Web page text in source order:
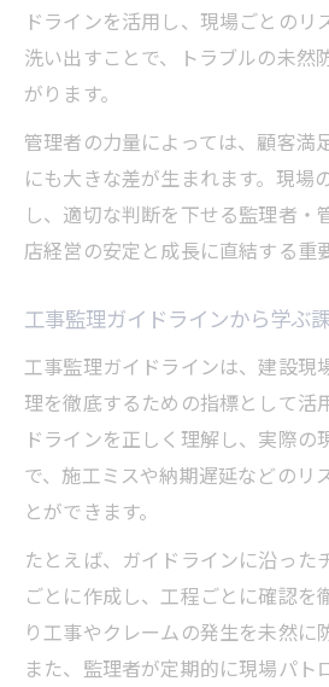
ドラインを活用し、現場ごとのリ
洗い出すことで、トラブルの未然
がります。
管理者の力量によっては、顧客満
にも大きな差が生まれます。現場
し、適切な判断を下せる監理者・
店経営の安定と成長に直結する重
工事監理ガイドラインから学ぶ
工事監理ガイドラインは、建設現
理を徹底するための指標として活
ドラインを正しく理解し、実際の
で、施工ミスや納期遅延などのリ
とができます。
たとえば、ガイドラインに沿った
ごとに作成し、工程ごとに確認を
り工事やクレームの発生を未然に
また、監理者が定期的に現場パト